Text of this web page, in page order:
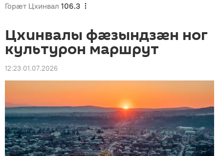
Горӕт Цхинвал 106.3
Цхинвалы фӕзындзӕн ног
культурон маршрут
12:23 01.07.2026